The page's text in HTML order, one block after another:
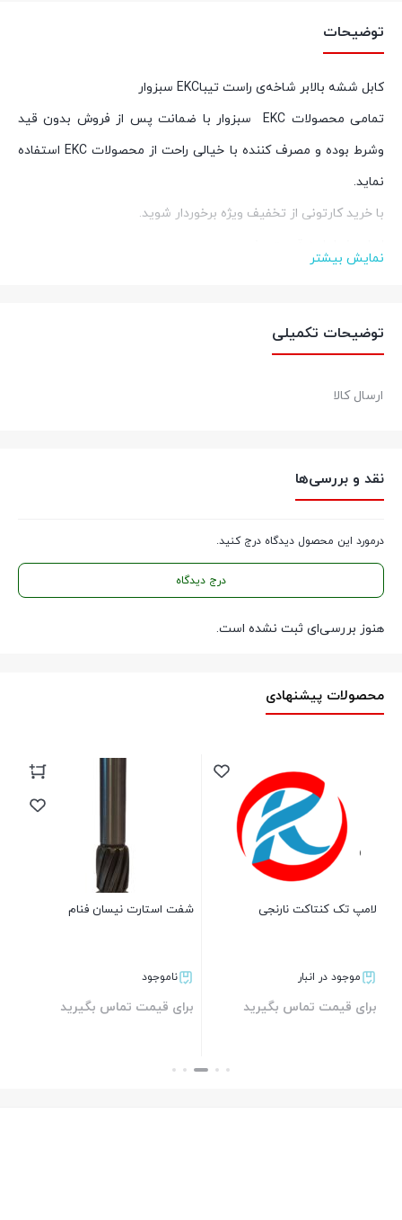
توضیحات
کابل ششه بالابر شاخه‌ی راست تیباEKC سبزوار
تمامی محصولات EKC سبزوار با ضمانت پس از فروش بدون قید
وشرط بوده و مصرف کننده با خیالی راحت از محصولاتEKC استفاده
نماید.
با خرید کارتونی از تخفیف ویژه برخوردار شوید.
کالازارا کیفیت قطعات، قیمت مناسب
نمایش بیشتر
توضیحات تکمیلی
ارسال کالا
نقد و بررسی‌ها
درمورد این محصول دیدگاه درج کنید.
درج دیدگاه
هنوز بررسی‌ای ثبت نشده است.
محصولات پیشنهادی
لامپ تک کنتاکت نارنجی
موجود در انبار
برای قیمت تماس بگیرید
شفت استارت نیسان فنام
ناموجود
برای قیمت تماس بگیرید